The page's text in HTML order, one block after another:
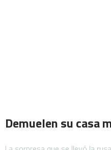
Demuelen su casa